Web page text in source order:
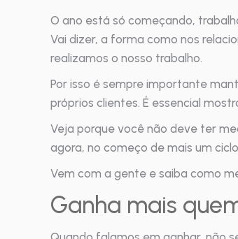
O ano está só começando,
Vai dizer, a forma como nos
realizamos o nosso trabalho.
Por isso é sempre importante
próprios clientes. É essencial
Veja porque você não deve ter
agora, no começo de mais um
Vem com a gente e saiba como
Ganha mais